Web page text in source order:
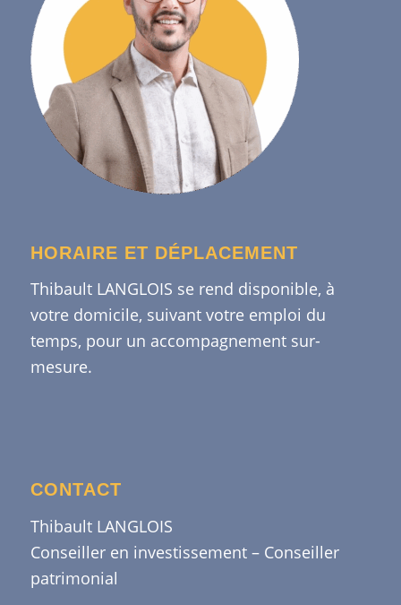
HORAIRE ET DÉPLACEMENT
Thibault LANGLOIS se rend disponible, à
votre domicile, suivant votre emploi du
temps, pour un accompagnement sur-
mesure.
CONTACT
Thibault LANGLOIS
Conseiller en investissement – Conseiller
patrimonial